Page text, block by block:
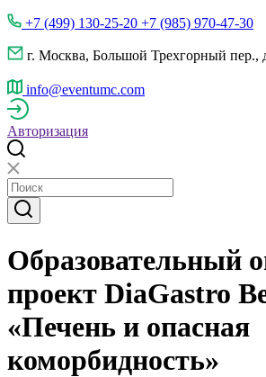
+7 (499) 130-25-20 +7 (985) 970-47-30
г. Москва, Большой Трехгорный пер.,
info@eventumc.com
Авторизация
Образовательный
проект DiaGastro
«Печень и опасная
коморбидность»